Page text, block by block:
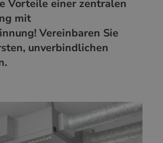
Vorteile einer zentralen
mit
Vereinbaren Sie
unverbindlichen